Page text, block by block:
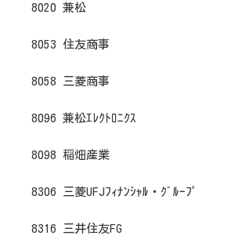
8020 兼松
8053 住友商事
8058 三菱商事
8096 兼松ｴﾚｸﾄﾛﾆｸｽ
8098 稲畑産業
8306 三菱UFJﾌｨﾅﾝｼｬﾙ・ｸﾞﾙｰﾌﾟ
8316 三井住友FG